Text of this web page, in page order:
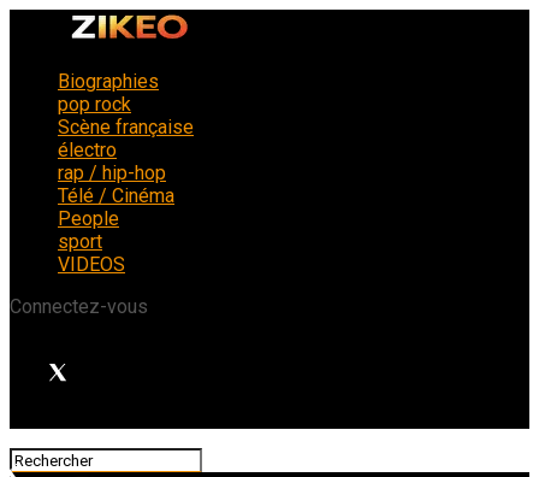
Biographies
pop rock
Scène française
électro
rap / hip-hop
Télé / Cinéma
People
sport
VIDEOS
Connectez-vous